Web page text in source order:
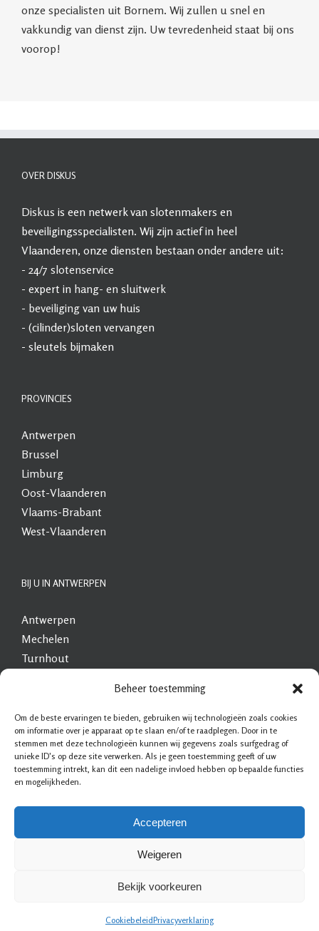
Beheer toestemming
Om de beste ervaringen te bieden, gebruiken wij technologieën zoals cookies
om informatie over je apparaat op te slaan en/of te raadplegen. Door in te
stemmen met deze technologieën kunnen wij gegevens zoals surfgedrag of
unieke ID's op deze site verwerken. Als je geen toestemming geeft of uw
toestemming intrekt, kan dit een nadelige invloed hebben op bepaalde functies
en mogelijkheden.
Accepteren
Weigeren
Bekijk voorkeuren
CookiebeleidPrivacyverklaring
onze specialisten uit Bornem. Wij zullen u snel en
vakkundig van dienst zijn. Uw tevredenheid staat bij ons
voorop!
OVER DISKUS
Diskus is een netwerk van slotenmakers en
beveiligingsspecialisten. Wij zijn actief in heel
Vlaanderen, onze diensten bestaan onder andere uit:
- 24/7 slotenservice
- expert in hang- en sluitwerk
- beveiliging van uw huis
- (cilinder)sloten vervangen
- sleutels bijmaken
PROVINCIES
Antwerpen
Brussel
Limburg
Oost-Vlaanderen
Vlaams-Brabant
West-Vlaanderen
BIJ U IN ANTWERPEN
Antwerpen
Mechelen
Turnhout
Geel
Mol
Lier
Schoten
Disclaimer|Contact|Bedrijf aanmelden